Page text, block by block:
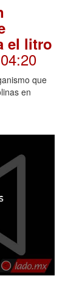
el litro
que
en